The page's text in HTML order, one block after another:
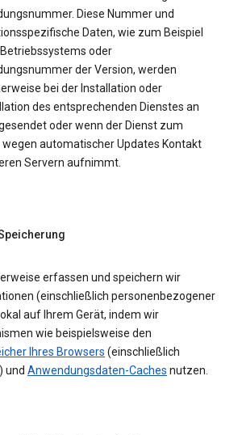
Diese Nummer und
Daten, wie zum Beispiel
oder
der Version, werden
bei der Installation oder
des entsprechenden Dienstes an
oder wenn der Dienst zum
wegen automatischer Updates Kontakt
Servern aufnimmt.
erfassen und speichern wir
(einschließlich personenbezogener
auf Ihrem Gerät, indem wir
wie beispielsweise den
Ihres Browsers (einschließlich
und Anwendungsdaten-Caches nutzen.